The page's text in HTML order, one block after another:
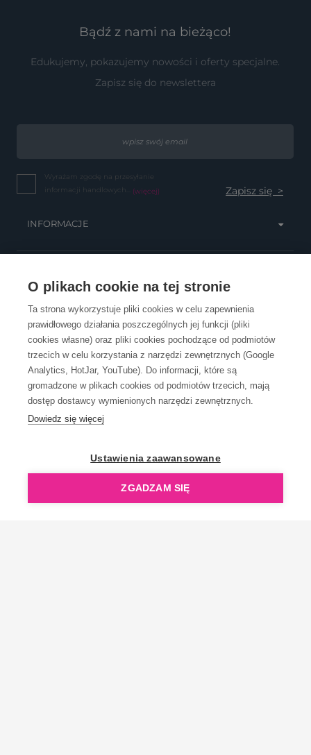
O plikach cookie na tej stronie
Ta strona wykorzystuje pliki cookies w celu zapewnienia
prawidłowego działania poszczególnych jej funkcji (pliki
cookies własne) oraz pliki cookies pochodzące od podmiotów
trzecich w celu korzystania z narzędzi zewnętrznych (Google
Analytics, HotJar, YouTube). Do informacji, które są
gromadzone w plikach cookies od podmiotów trzecich, mają
dostęp dostawcy wymienionych narzędzi zewnętrznych.
Dowiedz się więcej
Ustawienia zaawansowane
ZGADZAM SIĘ
Bądź z nami na bieżąco!
Edukujemy, pokazujemy nowości i oferty specjalne.
Zapisz się do newslettera
Wyrażam zgodę na przesyłanie
informacji handlowych... (więcej)
INFORMACJE
OBSŁUGA KLIENTA
KONTAKT
OpenGift jest częścią ReflectGroup.